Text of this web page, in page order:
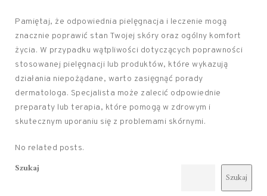
Pamiętaj, że odpowiednia pielęgnacja i leczenie mogą
znacznie poprawić stan Twojej skóry oraz ogólny komfort
życia. W przypadku wątpliwości dotyczących poprawności
stosowanej pielęgnacji lub produktów, które wykazują
działania niepożądane, warto zasięgnąć porady
dermatologa. Specjalista może zalecić odpowiednie
preparaty lub terapia, które pomogą w zdrowym i
skutecznym uporaniu się z problemami skórnymi.
No related posts.
Szukaj
Szukaj